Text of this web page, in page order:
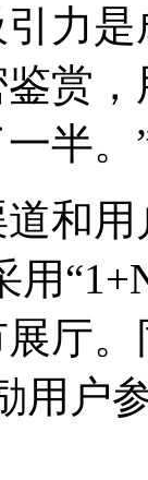
力
赏
半。
和
用
厅
用户